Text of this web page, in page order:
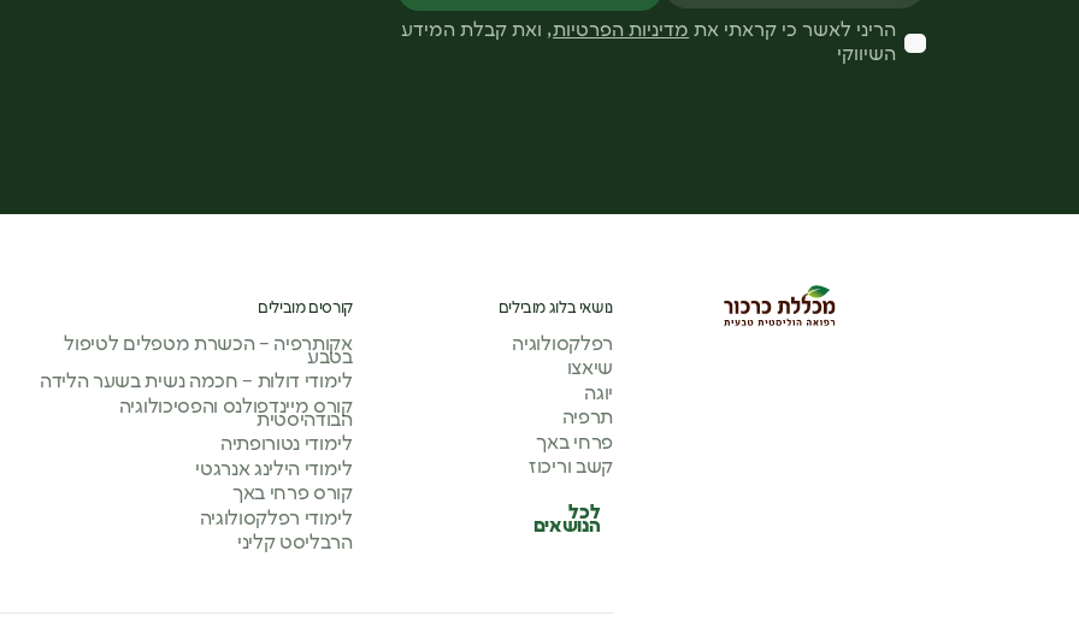
הריני לאשר כי קראתי את מדיניות הפרטיות, ואת קבלת המידע
השיווקי
נושאי בלוג מובילים
רפלקסולוגיה
שיאצו
יוגה
תרפיה
פרחי באך
קשב וריכוז
לכל
הנושאים
קורסים מובילים
אקותרפיה – הכשרת מטפלים לטיפול
בטבע
לימודי דולות – חכמה נשית בשער הלידה
קורס מיינדפולנס והפסיכולוגיה
הבודהיסטית
לימודי נטורופתיה
לימודי הילינג אנרגטי
קורס פרחי באך
לימודי רפלקסולוגיה
הרבליסט קליני